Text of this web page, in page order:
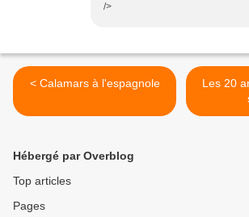
/>
< Calamars à l'espagnole
Les 20
Hébergé par Overblog
Top articles
Pages